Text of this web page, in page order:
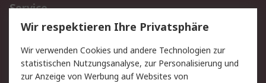
Service
Value Added Services
Lieferlösungen
Rücksendungen
Kontakt
Hilfe
Wir respektieren Ihre Privatsphäre
Wir verwenden Cookies und andere Technologien zur
statistischen Nutzungsanalyse, zur Personalisierung und
zur Anzeige von Werbung auf Websites von